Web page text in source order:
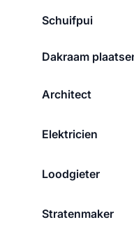
Schuifpui
Dakraam
Architect
Elektricien
Loodgieter
Stratenmaker